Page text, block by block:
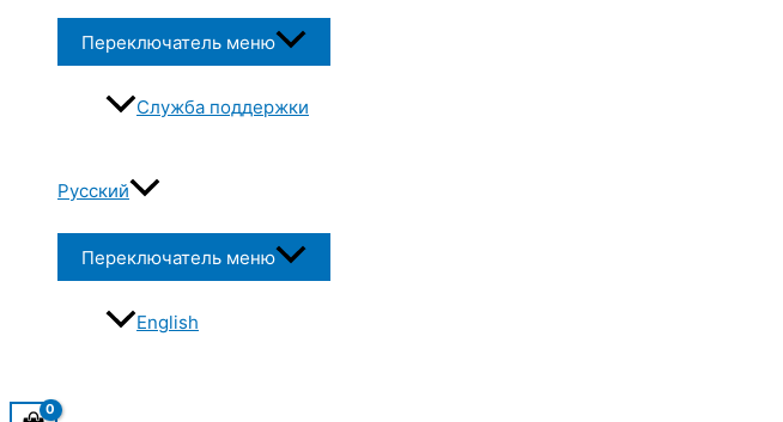
Переключатель меню
Служба поддержки
Русский
Переключатель меню
English